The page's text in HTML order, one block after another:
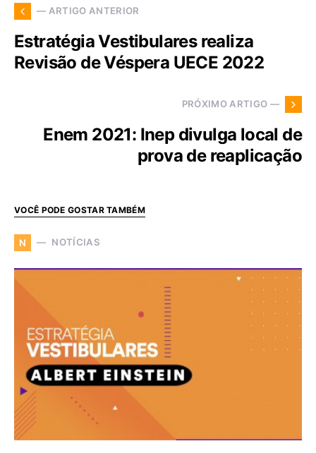
— ARTIGO ANTERIOR
Estratégia Vestibulares realiza
Revisão de Véspera UECE 2022
PRÓXIMO ARTIGO —
Enem 2021: Inep divulga local de
prova de reaplicação
VOCÊ PODE GOSTAR TAMBÉM
N NOTÍCIAS